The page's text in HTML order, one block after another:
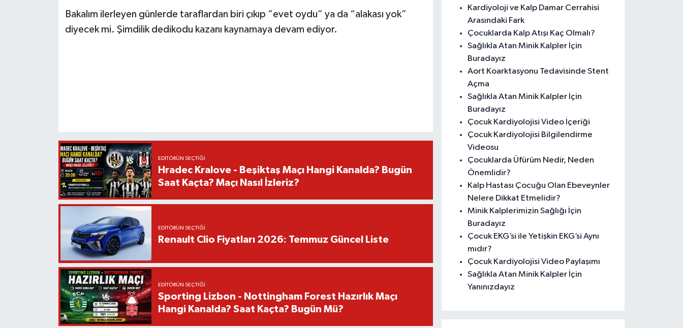
Bakalım ilerleyen günlerde taraflardan biri çıkıp “evet oydu” ya da “alakası yok”
diyecek mi. Şimdilik dedikodu kazanı kaynamaya devam ediyor.
EDITÖRÜN SEÇTIĞI
Hradec Kralove - Beşiktaş Maçı Hangi Kanalda? Bugün
Saat Kaçta? Maçı Nasıl İzleriz?
EDITÖRÜN SEÇTIĞI
Renault Clio Fiyatları 2026: Temmuz Güncel Liste
EDITÖRÜN SEÇTIĞI
Sporting Lizbon - Nottingham Forest Hazırlık Maçı
Hangi Kanalda? Saat Kaçta? Bugün Mü?
Kardiyoloji ve Kalp Damar Cerrahisi
Arasındaki Fark
Çocuklarda Kalp Atışı Kaç Olmalı?
Sağlıkla Atan Minik Kalpler İçin
Buradayız
Aort Koarktasyonu Tedavisinde Stent
Açma
Sağlıkla Atan Minik Kalpler İçin
Buradayız
Çocuk Kardiyolojisi Video İçeriği
Çocuk Kardiyolojisi Bilgilendirme
Videosu
Çocuklarda Üfürüm Nedir, Neden
Önemlidir?
Kalp Hastası Çocuğu Olan Ebeveynler
Nelere Dikkat Etmelidir?
Minik Kalplerimizin Sağlığı İçin
Buradayız
Çocuk EKG’si ile Yetişkin EKG’si Aynı
mıdır?
Çocuk Kardiyolojisi Video Paylaşımı
Sağlıkla Atan Minik Kalpler İçin
Yanınızdayız